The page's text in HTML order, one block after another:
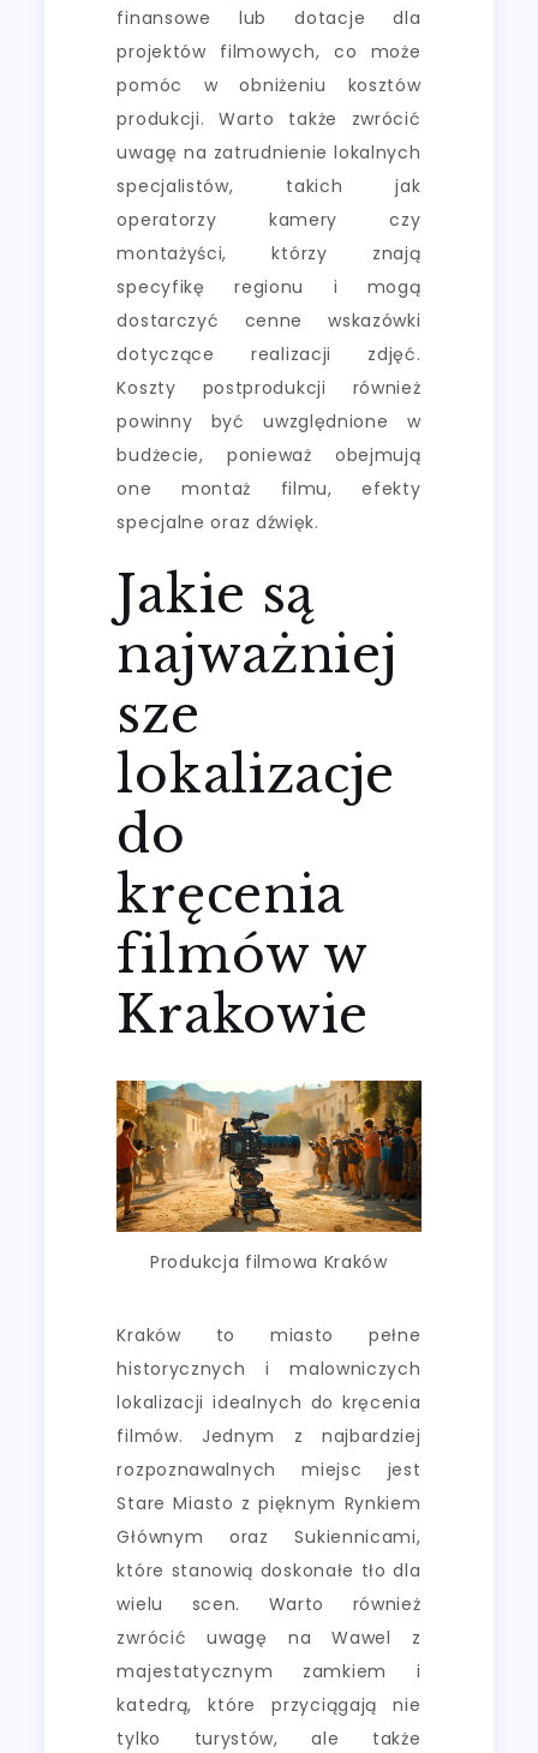
finansowe lub dotacje dla
projektów filmowych, co może
pomóc w obniżeniu kosztów
produkcji. Warto także zwrócić
uwagę na zatrudnienie lokalnych
specjalistów, takich jak
operatorzy kamery czy
montażyści, którzy znają
specyfikę regionu i mogą
dostarczyć cenne wskazówki
dotyczące realizacji zdjęć.
Koszty postprodukcji również
powinny być uwzględnione w
budżecie, ponieważ obejmują
one montaż filmu, efekty
specjalne oraz dźwięk.
Jakie są
najważniej
sze
lokalizacje
do
kręcenia
filmów w
Krakowie
Produkcja filmowa Kraków
Kraków to miasto pełne
historycznych i malowniczych
lokalizacji idealnych do kręcenia
filmów. Jednym z najbardziej
rozpoznawalnych miejsc jest
Stare Miasto z pięknym Rynkiem
Głównym oraz Sukiennicami,
które stanowią doskonałe tło dla
wielu scen. Warto również
zwrócić uwagę na Wawel z
majestatycznym zamkiem i
katedrą, które przyciągają nie
tylko turystów, ale także